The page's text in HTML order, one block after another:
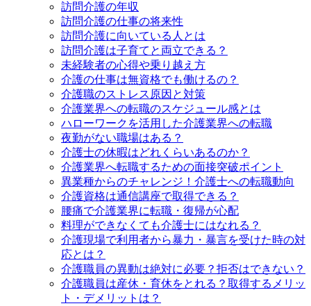
訪問介護の年収
訪問介護の仕事の将来性
訪問介護に向いている人とは
訪問介護は子育てと両立できる？
未経験者の心得や乗り越え方
介護の仕事は無資格でも働けるの？
介護職のストレス原因と対策
介護業界への転職のスケジュール感とは
ハローワークを活用した介護業界への転職
夜勤がない職場はある？
介護士の休暇はどれくらいあるのか？
介護業界へ転職するための面接突破ポイント
異業種からのチャレンジ！介護士への転職動向
介護資格は通信講座で取得できる？
腰痛で介護業界に転職・復帰が心配
料理ができなくても介護士にはなれる？
介護現場で利用者から暴力・暴言を受けた時の対
応とは？
介護職員の異動は絶対に必要？拒否はできない？
介護職員は産休・育休をとれる？取得するメリッ
ト・デメリットは？